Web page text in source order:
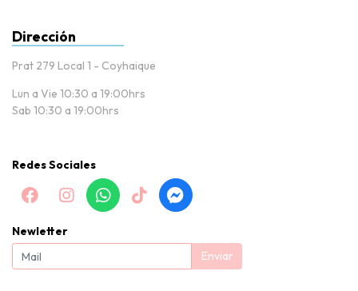
Dirección
Prat 279 Local 1 - Coyhaique
Lun a Vie 10:30 a 19:00hrs
Sab 10:30 a 19:00hrs
Redes Sociales
Newletter
Enviar